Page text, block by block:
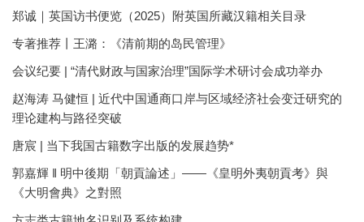
郑诚｜英国访书便览（2025）附英国所藏汉籍相关目录
专著推荐丨王潞：《清前期的岛民管理》
会议纪要 | “清代财政与国家治理”国际学术研讨会成功举办
赵海涛 马健恒 | 近代中国通商口岸与区域经济社会变迁研究的
理论建构与路径突破
唐宸 | 当下我国古籍数字出版的发展趋势*
郭嘉輝 ‖ 明中後期「朝貢論述」——《皇明外夷朝貢考》與
《大明會典》之對照